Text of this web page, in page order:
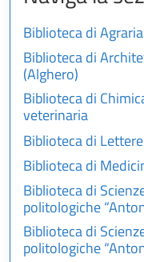
Biblioteca di Agraria
Biblioteca di
(Alghero)
Biblioteca di
veterinaria
Biblioteca di
Biblioteca di
Biblioteca di
politologiche
Biblioteca di
politologiche